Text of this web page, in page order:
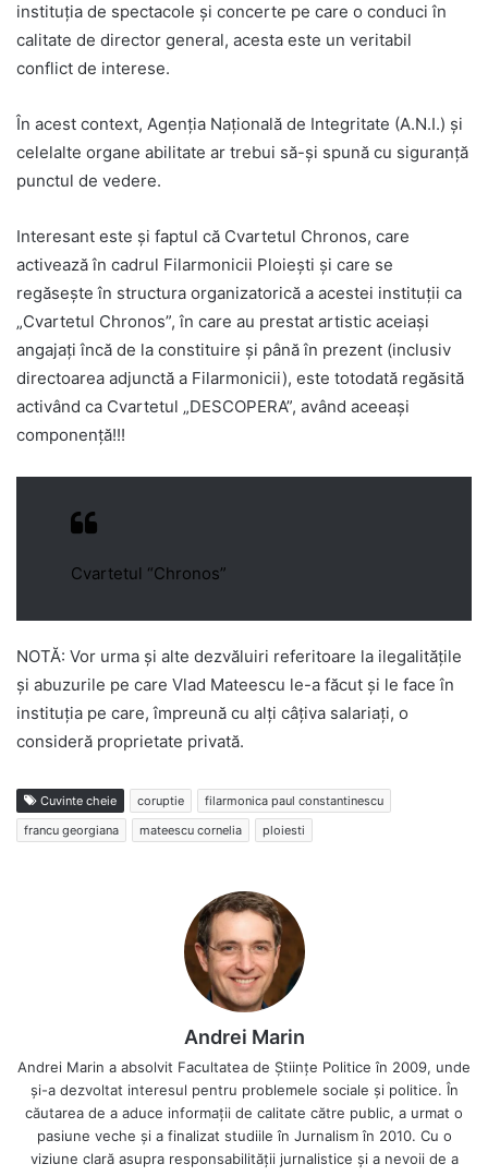
instituția de spectacole și concerte pe care o conduci în
calitate de director general, acesta este un veritabil
conflict de interese.
În acest context, Agenția Națională de Integritate (A.N.I.) și
celelalte organe abilitate ar trebui să-și spună cu siguranță
punctul de vedere.
Interesant este și faptul că Cvartetul Chronos, care
activează în cadrul Filarmonicii Ploiești și care se
regăsește în structura organizatorică a acestei instituții ca
„Cvartetul Chronos”, în care au prestat artistic aceiași
angajați încă de la constituire și până în prezent (inclusiv
directoarea adjunctă a Filarmonicii), este totodată regăsită
activând ca Cvartetul „DESCOPERA”, având aceeași
componență!!!
Cvartetul “Chronos”
NOTĂ: Vor urma și alte dezvăluiri referitoare la ilegalitățile
și abuzurile pe care Vlad Mateescu le-a făcut și le face în
instituția pe care, împreună cu alți câțiva salariați, o
consideră proprietate privată.
Cuvinte cheie coruptie
filarmonica paul constantinescu
francu georgiana
mateescu cornelia ploiesti
Andrei Marin
Andrei Marin a absolvit Facultatea de Științe Politice în 2009, unde
și-a dezvoltat interesul pentru problemele sociale și politice. În
căutarea de a aduce informații de calitate către public, a urmat o
pasiune veche și a finalizat studiile în Jurnalism în 2010. Cu o
viziune clară asupra responsabilității jurnalistice și a nevoii de a